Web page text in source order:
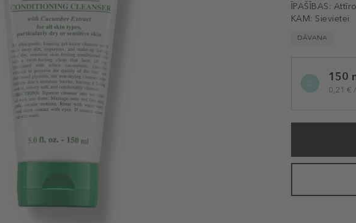
ĪPAŠĪBAS:
KAM: Sievietei
DĀVANA
variation150
0,21 €